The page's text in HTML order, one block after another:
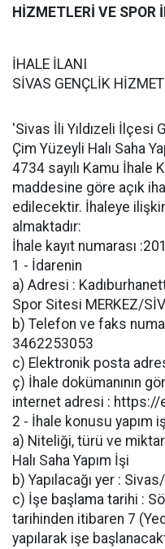
HİZMETLERİ VE SPOR
İHALE İLANI
SİVAS GENÇLİK
'Sivas İli Yıldızeli İlçesi
Çim Yüzeyli Halı Saha
4734 sayılı Kamu İhale
maddesine göre açık
edilecektir. İhaleye ilişkin
almaktadır:
İhale kayıt numarası
1 - İdarenin
a) Adresi :
Spor Sitesi MERKEZ/
b) Telefon ve faks
3462253053
c) Elektronik posta
ç) İhale dokümanının
internet adresi : https://
2 - İhale konusu yapım
a) Niteliği, türü ve
Halı Saha Yapım İşi
b) Yapılacağı yer :
c) İşe başlama tarihi :
tarihinden itibaren 7
yapılarak işe